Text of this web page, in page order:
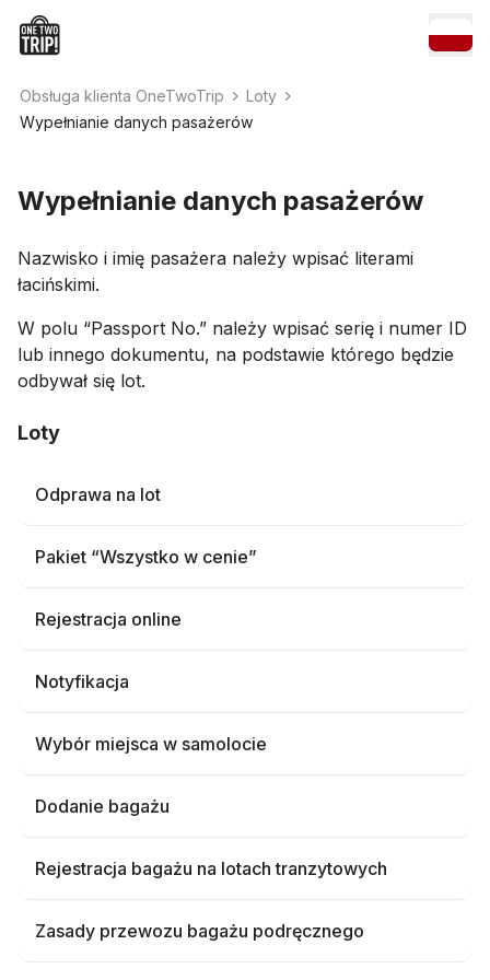
Obsługa klienta OneTwoTrip
Loty
Wypełnianie danych pasażerów
Wypełnianie danych pasażerów
Nazwisko i imię pasażera należy wpisać literami
łacińskimi.
W polu “Passport No.” należy wpisać serię i numer ID
lub innego dokumentu, na podstawie którego będzie
odbywał się lot.
Loty
Odprawa na lot
Pakiet “Wszystko w cenie”
Rejestracja online
Notyfikacja
Wybór miejsca w samolocie
Dodanie bagażu
Rejestracja bagażu na lotach tranzytowych
Zasady przewozu bagażu podręcznego